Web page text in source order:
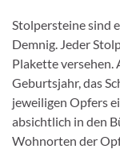
Stolpersteine sind
Demnig. Jeder
Plakette versehen.
Geburtsjahr, das
jeweiligen Opfers
absichtlich in den
Wohnorten der